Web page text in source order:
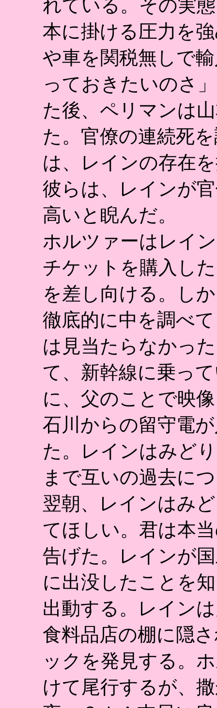
れている。その実
本に掛ける圧力を
や車を関税無しで
っておきたいのさ
た後、ペリマンは
た。官僚の連続死
は、レインの存在
彼らは、レインが
高いと睨んだ。
ホルツァーはレイ
チケットを購入し
を差し向ける。し
徹底的に中を調べ
は見当たらなかっ
て、新幹線に乗っ
に、父のことで映
石川からの留守電
た。レインはみど
まで互いの過去に
翌朝、レインはみ
てほしい。君は本
告げた。レインが
に出没したことを
出動する。レイン
食料品店の棚に隠
ックを発見する。
けて尾行するが、